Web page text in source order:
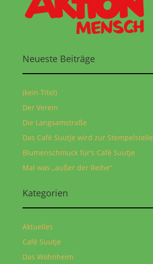
Neueste Beiträge
(kein Titel)
Der Verein
Die Langsamstraße
Das Café Suutje wird zur Stempelstelle
Blumenschmuck für‘s Café Suutje
Mal was „außer der Reihe“
Kategorien
Aktuelles
Café Suutje
Das Wohnheim